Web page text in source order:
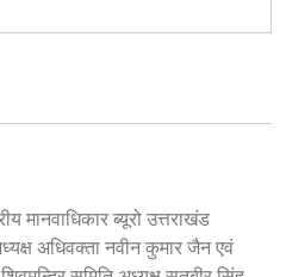
मानवाधिकार ब्यूरो उत्तराखंड
अधिवक्ता नवीन कुमार जैन एवं